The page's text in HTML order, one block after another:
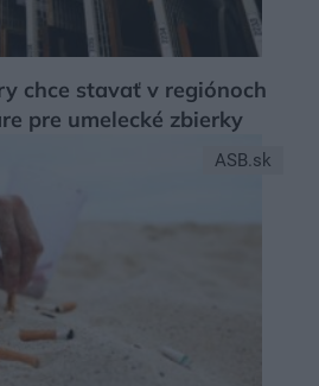
chce stavať v regiónoch
pre umelecké zbierky
ASB.sk